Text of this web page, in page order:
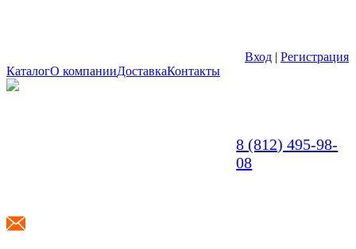
Вход | Регистрация
КаталогО компанииДоставкаКонтакты
8 (812) 495-98-
08